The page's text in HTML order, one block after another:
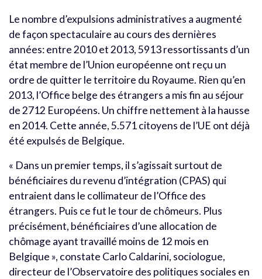
Le nombre d’expulsions administratives a augmenté
de façon spectaculaire au cours des dernières
années: entre 2010 et 2013, 5913 ressortissants d’un
état membre de l’Union européenne ont reçu un
ordre de quitter le territoire du Royaume. Rien qu’en
2013, l’Office belge des étrangers a mis fin au séjour
de 2712 Européens. Un chiffre nettement à la hausse
en 2014. Cette année, 5.571 citoyens de l’UE ont déjà
été expulsés de Belgique.
« Dans un premier temps, il s’agissait surtout de
bénéficiaires du revenu d’intégration (CPAS) qui
entraient dans le collimateur de l’Office des
étrangers. Puis ce fut le tour de chômeurs. Plus
précisément, bénéficiaires d’une allocation de
chômage ayant travaillé moins de 12 mois en
Belgique », constate Carlo Caldarini, sociologue,
directeur de l’Observatoire des politiques sociales en